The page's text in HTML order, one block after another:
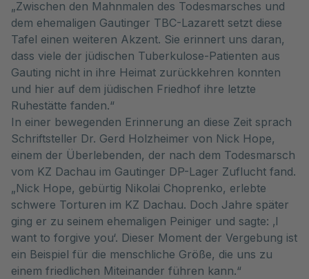
„Zwischen den Mahnmalen des Todesmarsches und
dem ehemaligen Gautinger TBC-Lazarett setzt diese
Tafel einen weiteren Akzent. Sie erinnert uns daran,
dass viele der jüdischen Tuberkulose-Patienten aus
Gauting nicht in ihre Heimat zurückkehren konnten
und hier auf dem jüdischen Friedhof ihre letzte
Ruhestätte fanden.“
In einer bewegenden Erinnerung an diese Zeit sprach
Schriftsteller Dr. Gerd Holzheimer von Nick Hope,
einem der Überlebenden, der nach dem Todesmarsch
vom KZ Dachau im Gautinger DP-Lager Zuflucht fand.
„Nick Hope, gebürtig Nikolai Choprenko, erlebte
schwere Torturen im KZ Dachau. Doch Jahre später
ging er zu seinem ehemaligen Peiniger und sagte: ‚I
want to forgive you‘. Dieser Moment der Vergebung ist
ein Beispiel für die menschliche Größe, die uns zu
einem friedlichen Miteinander führen kann.“